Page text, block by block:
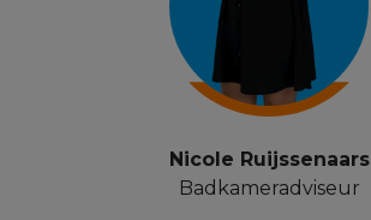
Nicole Ruijssenaars
Badkameradviseur